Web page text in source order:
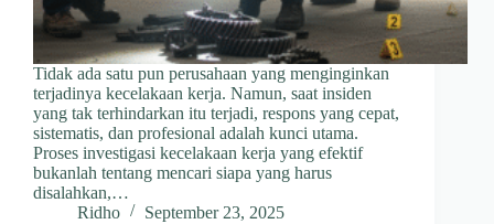
Tidak ada satu pun perusahaan yang menginginkan
terjadinya kecelakaan kerja. Namun, saat insiden
yang tak terhindarkan itu terjadi, respons yang cepat,
sistematis, dan profesional adalah kunci utama.
Proses investigasi kecelakaan kerja yang efektif
bukanlah tentang mencari siapa yang harus
disalahkan,…
Ridho
September 23, 2025